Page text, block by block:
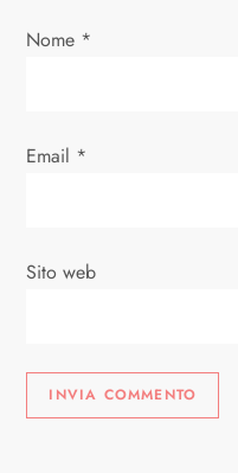
t
c
l
Nome *
Email *
Sito web